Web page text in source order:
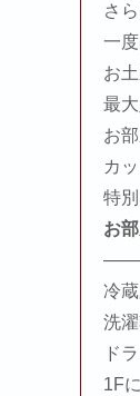
さ
一
お
最大
お
カ
特
お
冷
洗
ド
1F